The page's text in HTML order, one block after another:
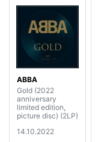
ABBA
Gold (2022
anniversary
limited edition,
picture disc) (2LP)
14.10.2022